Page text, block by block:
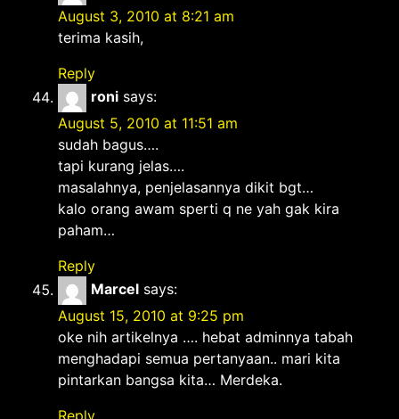
August 3, 2010 at 8:21 am
terima kasih,
Reply
roni says:
August 5, 2010 at 11:51 am
sudah bagus….
tapi kurang jelas….
masalahnya, penjelasannya dikit bgt…
kalo orang awam sperti q ne yah gak kira
paham…
Reply
Marcel says:
August 15, 2010 at 9:25 pm
oke nih artikelnya …. hebat adminnya tabah
menghadapi semua pertanyaan.. mari kita
pintarkan bangsa kita… Merdeka.